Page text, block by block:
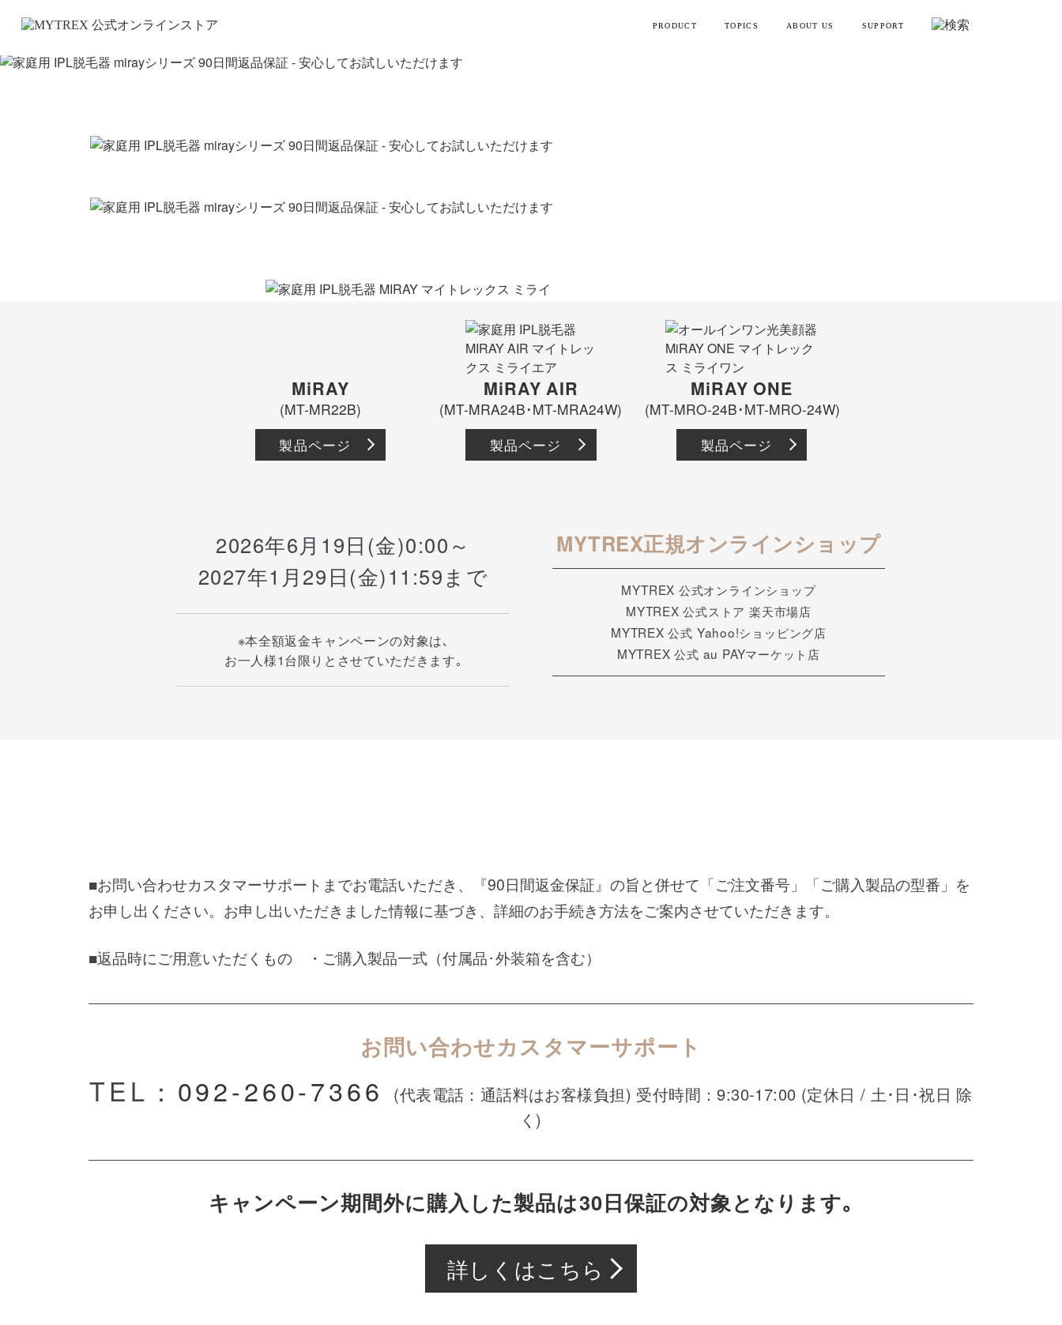
PRODUCT
すべての製品を見る
TOPICS ABOUT US SUPPORT
MiRAY
(MT-MR22B)
製品ページ
MiRAY AIR
(MT-MRA24B･MT-MRA24W)
製品ページ
MiRAY ONE
(MT-MRO-24B･MT-MRO-24W)
製品ページ
2026年6月19日(金)0:00～
2027年1月29日(金)11:59まで
※本全額返金キャンペーンの対象は､
お一人様1台限りとさせていただきます｡
MYTREX正規オンラインショップ
MYTREX 公式オンラインショップ
MYTREX 公式ストア 楽天市場店
MYTREX 公式 Yahoo!ショッピング店
MYTREX 公式 au PAYマーケット店
■お問い合わせカスタマーサポートまでお電話いただき、『90日間返金保証』の旨と併せて「ご注文番号」「ご購入製品の型番」を
お申し出ください。お申し出いただきました情報に基づき、詳細のお手続き方法をご案内させていただきます。
■返品時にご用意いただくもの ・ご購入製品一式（付属品･外装箱を含む）
お問い合わせカスタマーサポート
TEL： 092-260-7366 (代表電話：通話料はお客様負担) 受付時間：9:30-17:00 (定休日 / 土･日･祝日 除
く)
キャンペーン期間外に購入した製品は30日保証の対象となります｡
詳しくはこちら